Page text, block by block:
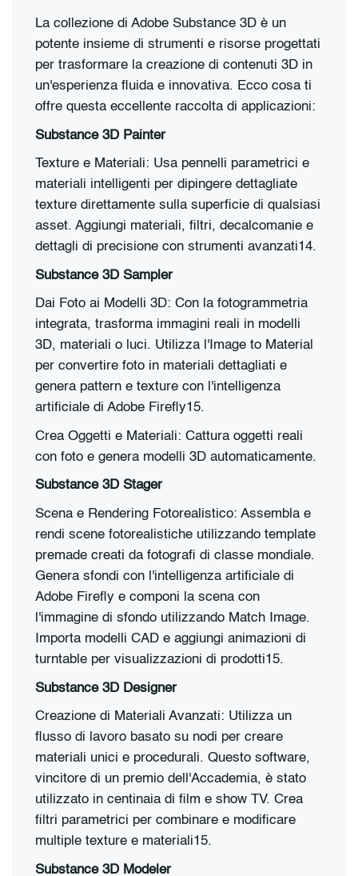
La collezione di Adobe Substance 3D è un
potente insieme di strumenti e risorse progettati
per trasformare la creazione di contenuti 3D in
un'esperienza fluida e innovativa. Ecco cosa ti
offre questa eccellente raccolta di applicazioni:
Substance 3D Painter
Texture e Materiali: Usa pennelli parametrici e
materiali intelligenti per dipingere dettagliate
texture direttamente sulla superficie di qualsiasi
asset. Aggiungi materiali, filtri, decalcomanie e
dettagli di precisione con strumenti avanzati14.
Substance 3D Sampler
Dai Foto ai Modelli 3D: Con la fotogrammetria
integrata, trasforma immagini reali in modelli
3D, materiali o luci. Utilizza l'Image to Material
per convertire foto in materiali dettagliati e
genera pattern e texture con l'intelligenza
artificiale di Adobe Firefly15.
Crea Oggetti e Materiali: Cattura oggetti reali
con foto e genera modelli 3D automaticamente.
Substance 3D Stager
Scena e Rendering Fotorealistico: Assembla e
rendi scene fotorealistiche utilizzando template
premade creati da fotografi di classe mondiale.
Genera sfondi con l'intelligenza artificiale di
Adobe Firefly e componi la scena con
l'immagine di sfondo utilizzando Match Image.
Importa modelli CAD e aggiungi animazioni di
turntable per visualizzazioni di prodotti15.
Substance 3D Designer
Creazione di Materiali Avanzati: Utilizza un
flusso di lavoro basato su nodi per creare
materiali unici e procedurali. Questo software,
vincitore di un premio dell'Accademia, è stato
utilizzato in centinaia di film e show TV. Crea
filtri parametrici per combinare e modificare
multiple texture e materiali15.
Substance 3D Modeler